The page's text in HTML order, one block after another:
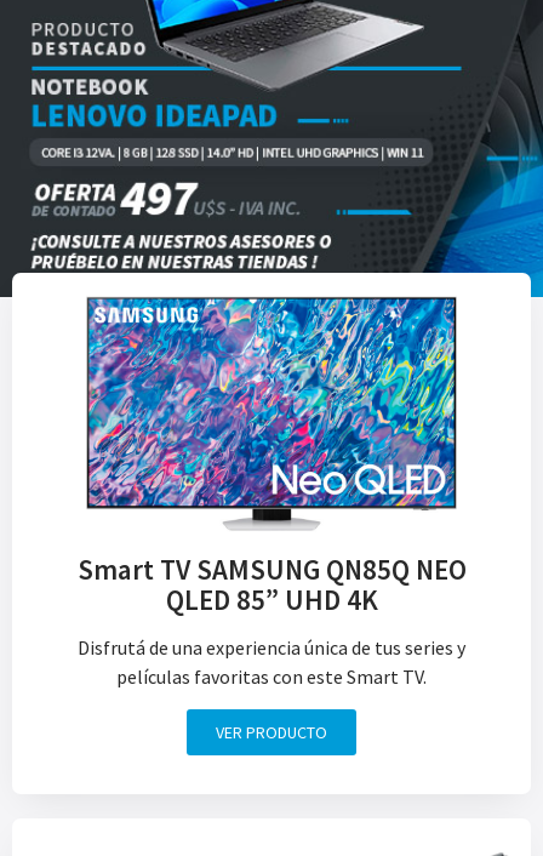
Smart TV SAMSUNG QN85Q NEO
QLED 85” UHD 4K
Disfrutá de una experiencia única de tus series y
películas favoritas con este Smart TV.
VER PRODUCTO